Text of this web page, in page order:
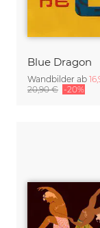
Blue Dragon
Wandbilder ab
20,90 € -20%